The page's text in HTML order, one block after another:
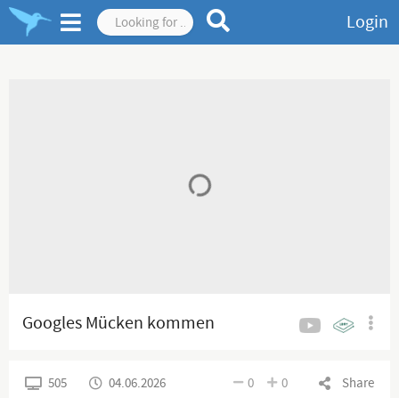
Login
Googles Mücken kommen
Share
0 0
505 04.06.2026